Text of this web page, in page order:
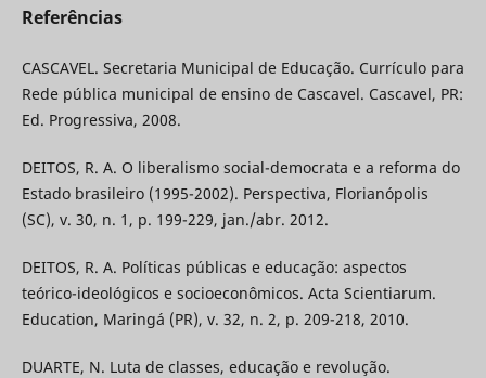
Referências
CASCAVEL. Secretaria Municipal de Educação. Currículo para
Rede pública municipal de ensino de Cascavel. Cascavel, PR:
Ed. Progressiva, 2008.
DEITOS, R. A. O liberalismo social-democrata e a reforma do
Estado brasileiro (1995-2002). Perspectiva, Florianópolis
(SC), v. 30, n. 1, p. 199-229, jan./abr. 2012.
DEITOS, R. A. Políticas públicas e educação: aspectos
teórico-ideológicos e socioeconômicos. Acta Scientiarum.
Education, Maringá (PR), v. 32, n. 2, p. 209-218, 2010.
DUARTE, N. Luta de classes, educação e revolução.